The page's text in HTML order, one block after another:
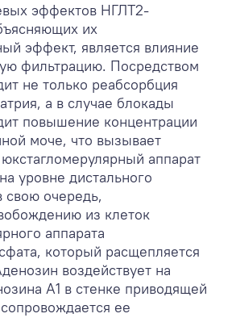
эффектов НГЛТ2-
их
эффект, является влияние
фильтрацию. Посредством
не только реабсорбция
а в случае блокады
повышение концентрации
моче, что вызывает
аппарат
уровне дистального
свою очередь,
из клеток
аппарата
который расщепляется
воздействует на
А1 в стенке приводящей
ее